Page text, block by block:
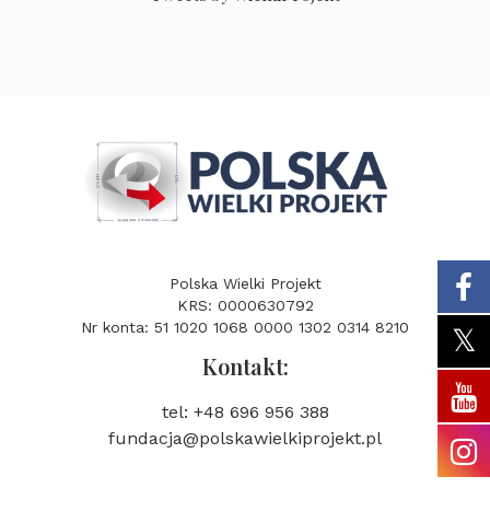
Polska Wielki Projekt
KRS: 0000630792
Nr konta: 51 1020 1068 0000 1302 0314 8210
Kontakt:
tel: +48 696 956 388
fundacja@polskawielkiprojekt.pl